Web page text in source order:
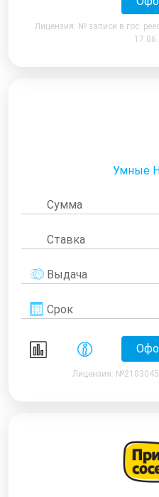
Лицензия: № записи в гос.
Умные
Сумма
Ставка
Выдача
Срок
Лицензия: